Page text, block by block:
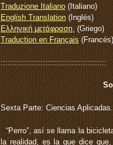
Traduzione Italiano (Italiano)
English Translation (Inglés)
Ελληνική μετάφραση (Griego)
Traduction en Français (Francés)
:::::::::::::::::::::::::::::::::::::::::::::
Sexta Parte: Ciencias Aplicadas.
“Perro”, así se llama la
la realidad, es la que dice